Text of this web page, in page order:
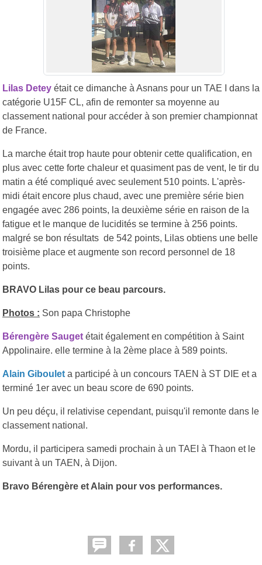
Lilas Detey était ce dimanche à Asnans pour un TAE I dans la
catégorie U15F CL, afin de remonter sa moyenne au
classement national pour accéder à son premier championnat
de France.
La marche était trop haute pour obtenir cette qualification, en
plus avec cette forte chaleur et quasiment pas de vent, le tir du
matin a été compliqué avec seulement 510 points. L'après-
midi était encore plus chaud, avec une première série bien
engagée avec 286 points, la deuxième série en raison de la
fatigue et le manque de lucidités se termine à 256 points.
malgré se bon résultats de 542 points, Lilas obtiens une belle
troisième place et augmente son record personnel de 18
points.
BRAVO Lilas pour ce beau parcours.
Photos : Son papa Christophe
Bérengère Sauget était également en compétition à Saint
Appolinaire. elle termine à la 2ème place à 589 points.
Alain Giboulet a participé à un concours TAEN à ST DIE et a
terminé 1er avec un beau score de 690 points.
Un peu déçu, il relativise cependant, puisqu'il remonte dans le
classement national.
Mordu, il participera samedi prochain à un TAEI à Thaon et le
suivant à un TAEN, à Dijon.
Bravo Bérengère et Alain pour vos performances.